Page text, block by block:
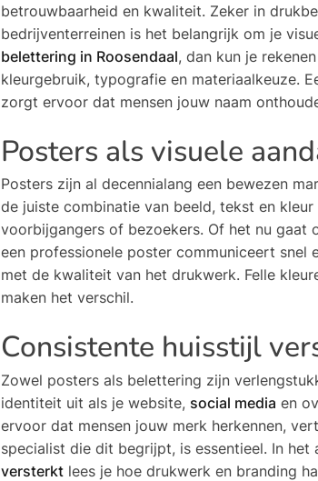
betrouwbaarheid en kwaliteit. Zeker in
bedrijventerreinen is het belangrijk om je
belettering in Roosendaal, dan kun je
kleurgebruik, typografie en materiaalkeuze.
zorgt ervoor dat mensen jouw naam
Posters als visuele
Posters zijn al decennialang een bewezen
de juiste combinatie van beeld, tekst en
voorbijgangers of bezoekers. Of het nu gaat
een professionele poster communiceert
met de kwaliteit van het drukwerk. Felle
maken het verschil.
Consistente huisstijl
Zowel posters als belettering zijn
identiteit uit als je website, social media en
ervoor dat mensen jouw merk herkennen,
specialist die dit begrijpt, is essentieel. In
versterkt lees je hoe drukwerk en branding